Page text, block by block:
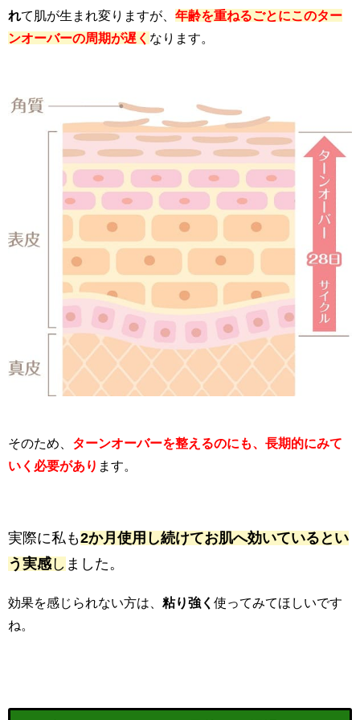
れて肌が生まれ変りますが、 年齢を重ねるごとにこのター
ンオーバーの周期が遅く なります。
そのため、 ターンオーバーを整えるのにも、長期的にみて
いく必要があり ます。
実際に私も2か月使用し続けてお肌へ効いているとい
う実感 し ました。
効果を感じられない方は、 粘り強く 使ってみてほしいです
ね。